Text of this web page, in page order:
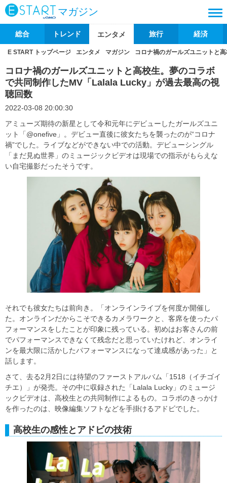
マガジン
総合 トレンド エンタメ 旅行 経済
E START トップページ エンタメ マガジン コロナ禍のガールズユニットと
コロナ禍のガールズユニットと高校生。夢のコラボ
で共同制作したMV「Lalala Lucky」が過去最高の視
聴回数
2022-03-08 20:00:30
アミューズ期待の新星として令和元年にデビューしたガールズユニ
ット「@onefive」。デビュー直後に彼女たちを襲ったのが“コロナ
禍”でした。ライブなどができない中での活動。デビューシングル
「まだ見ぬ世界」のミュージックビデオは現場での指示がもらえな
い自宅撮影だったそうです。
それでも彼女たちは前向き。「オンラインライブを何度か開催し
た。オンラインだからこそできるカメラワークと、客席を使ったパ
フォーマンスをしたことが印象に残っている。初めはお客さんの前
でパフォーマンスできなくて残念だと思っていたけれど、オンライ
ンを最大限に活かしたパフォーマンスになって達成感があった」と
話します。
さて、去る2月2日には待望のファーストアルバム「1518（イチゴイ
チエ）」が発売。その中に収録された「Lalala Lucky」のミュージ
ックビデオは、高校生との共同制作によるもの。コラボのきっかけ
を作ったのは、映像編集ソフトなどを手掛けるアドビでした。
高校生の感性とアドビの技術